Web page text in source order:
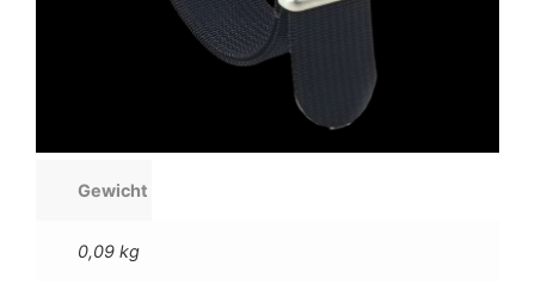
Gewicht
0,09 kg